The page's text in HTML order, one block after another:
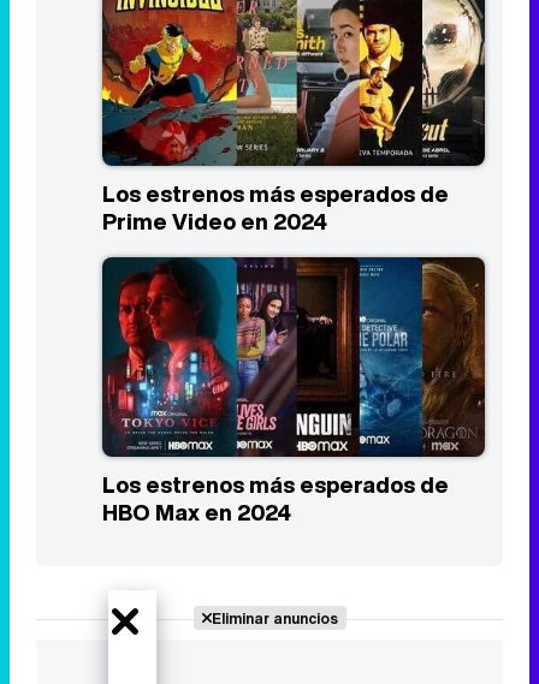
Los estrenos más esperados de
Prime Video en 2024
Los estrenos más esperados de
HBO Max en 2024
Eliminar anuncios